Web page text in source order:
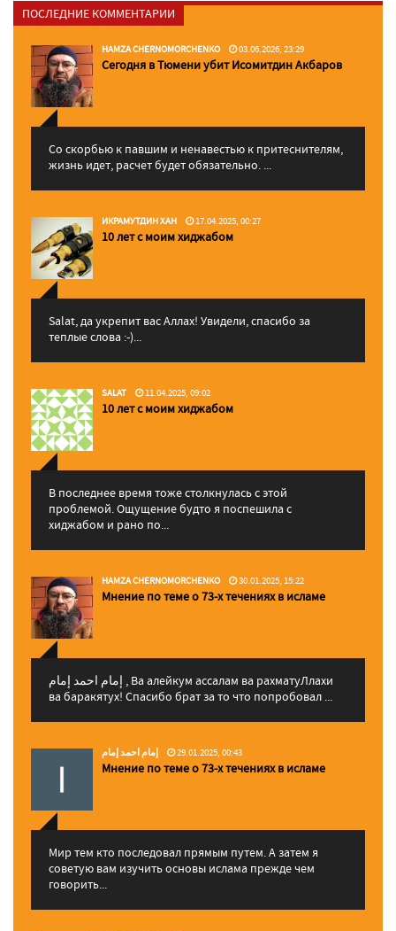
ПОСЛЕДНИЕ КОММЕНТАРИИ
HAMZA CHERNOMORCHENKO 03.06.2026, 23:29
Сегодня в Тюмени убит Исомитдин Акбаров
Со скорбью к павшим и ненавестью к притеснителям,
жизнь идет, расчет будет обязательно. ...
ИКРАМУТДИН ХАН 17.04.2025, 00:27
10 лет с моим хиджабом
Salat, да укрепит вас Аллаx! Увидели, спасибо за
теплые слова :-)...
SALAT 11.04.2025, 09:02
10 лет с моим хиджабом
В последнее время тоже столкнулась с этой
проблемой. Ощущение будто я поспешила с
хиджабом и рано по...
HAMZA CHERNOMORCHENKO 30.01.2025, 15:22
Мнение по теме о 73-х течениях в исламе
إمام احمد إمام , Ва алейкум ассалам ва рахматуЛлахи
ва баракятух! Спасибо брат за то что попробовал ...
إمام احمد إمام 29.01.2025, 00:43
Мнение по теме о 73-х течениях в исламе
Мир тем кто последовал прямым путем. А затем я
советую вам изучить основы ислама прежде чем
говорить...